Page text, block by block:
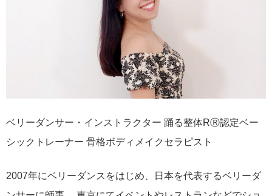
ベリーダンサー・インストラクター 踊る整体RⓇ認定ベー
シックトレーナー 骨格ボディメイクセラピスト
2007年にベリーダンスをはじめ、日本を代表するベリーダ